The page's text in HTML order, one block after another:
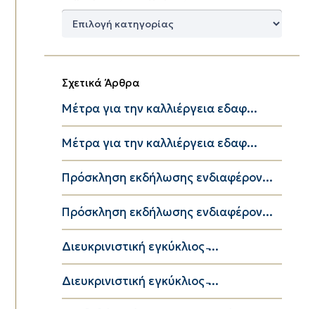
Δημοφιλείς
Σχετικά Άρθρα
Μέτρα για την καλλιέργεια εδαφ...
Μέτρα για την καλλιέργεια εδαφ...
Πρόσκληση εκδήλωσης ενδιαφέρον...
Πρόσκληση εκδήλωσης ενδιαφέρον...
Διευκρινιστική εγκύκλιος ̵...
Διευκρινιστική εγκύκλιος ̵...